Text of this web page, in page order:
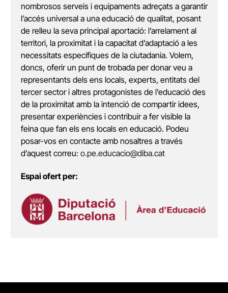
nombrosos serveis i equipaments adreçats a garantir
l’accés universal a una educació de qualitat, posant
de relleu la seva principal aportació: l’arrelament al
territori, la proximitat i la capacitat d’adaptació a les
necessitats específiques de la ciutadania. Volem,
doncs, oferir un punt de trobada per donar veu a
representants dels ens locals, experts, entitats del
tercer sector i altres protagonistes de l’educació des
de la proximitat amb la intenció de compartir idees,
presentar experiències i contribuir a fer visible la
feina que fan els ens locals en educació. Podeu
posar-vos en contacte amb nosaltres a través
d’aquest correu: o.pe.educacio@diba.cat
Espai ofert per: